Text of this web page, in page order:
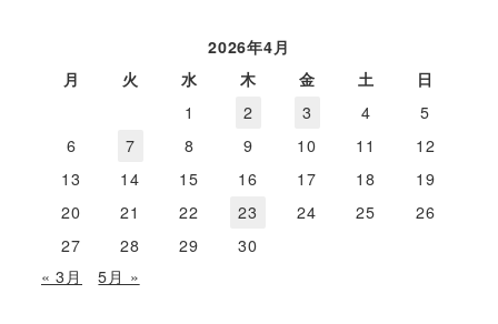
2026年4月
月
火 水 木 金 土
日
1
2 3 4
5
6
7 8 9 10 11
12
13
14 15 16 17 18
19
20
21 22 23 24 25
26
27
28 29
30
« 3月
5月 »